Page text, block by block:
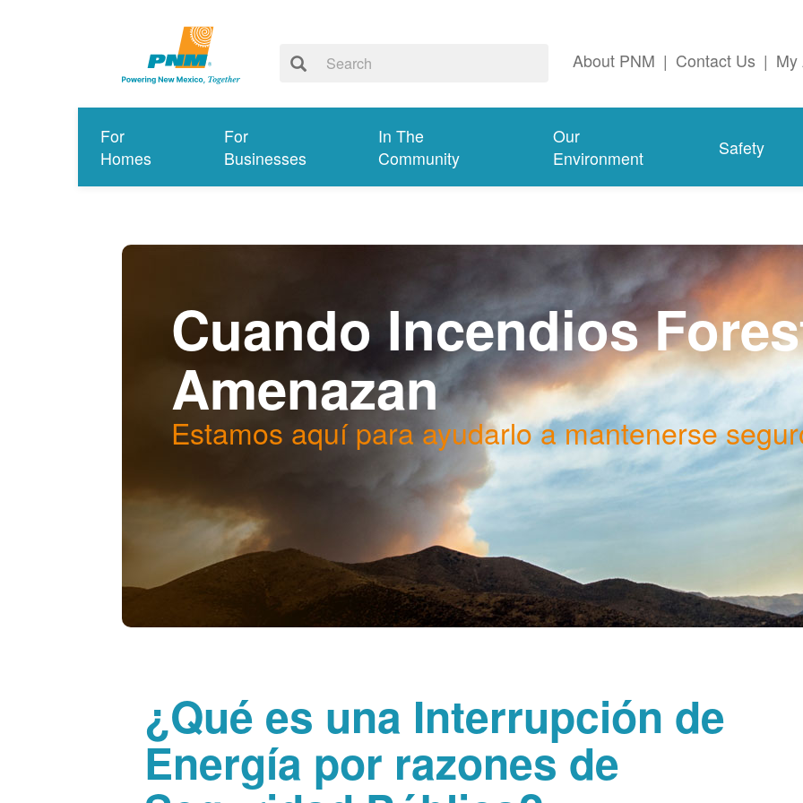
About PNM | Contact Us | My
For
Homes
For
Businesses
In The
Community
Our
Environment
Safety
Cuando Incendios
Amenazan
Estamos aquí para ayudarlo a mantenerse
¿Qué es una Interrupción de
Energía por razones de